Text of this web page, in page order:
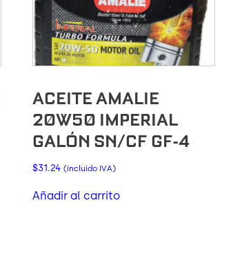
ACEITE AMALIE
20W50 IMPERIAL
GALÓN SN/CF GF-4
$31.24 (incluido IVA)
Añadir al carrito